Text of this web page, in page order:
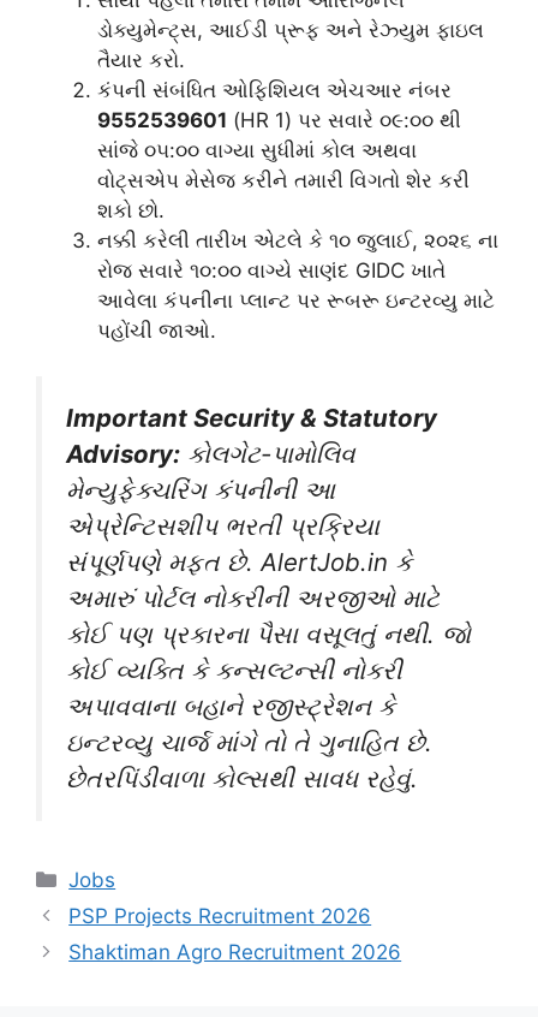
ડોક્યુમેન્ટ્સ, આઈડી પ્રૂફ અને રેઝ્યુમ ફાઇલ
તૈયાર કરો.
કંપની સંબંધિત ઓફિશિયલ એચઆર નંબર
9552539601 (HR 1) પર સવારે ૦૯:૦૦ થી
સાંજે ૦૫:૦૦ વાગ્યા સુધીમાં કોલ અથવા
વોટ્સએપ મેસેજ કરીને તમારી વિગતો શેર કરી
શકો છો.
નક્કી કરેલી તારીખ એટલે કે ૧૦ જુલાઈ, ૨૦૨૬ ના
રોજ સવારે ૧૦:૦૦ વાગ્યે સાણંદ GIDC ખાતે
આવેલા કંપનીના પ્લાન્ટ પર રૂબરૂ ઇન્ટરવ્યુ માટે
પહોંચી જાઓ.
Important Security & Statutory
Advisory: કોલગેટ-પામોલિવ
મેન્યુફેક્ચરિંગ કંપનીની આ
એપ્રેન્ટિસશીપ ભરતી પ્રક્રિયા
સંપૂર્ણપણે મફત છે. AlertJob.in કે
અમારું પોર્ટલ નોકરીની અરજીઓ માટે
કોઈ પણ પ્રકારના પૈસા વસૂલતું નથી. જો
કોઈ વ્યક્તિ કે કન્સલ્ટન્સી નોકરી
અપાવવાના બહાને રજીસ્ટ્રેશન કે
ઇન્ટરવ્યુ ચાર્જ માંગે તો તે ગુનાહિત છે.
છેતરપિંડીવાળા કોલ્સથી સાવધ રહેવું.
Categories
Jobs
PSP Projects Recruitment 2026
Shaktiman Agro Recruitment 2026